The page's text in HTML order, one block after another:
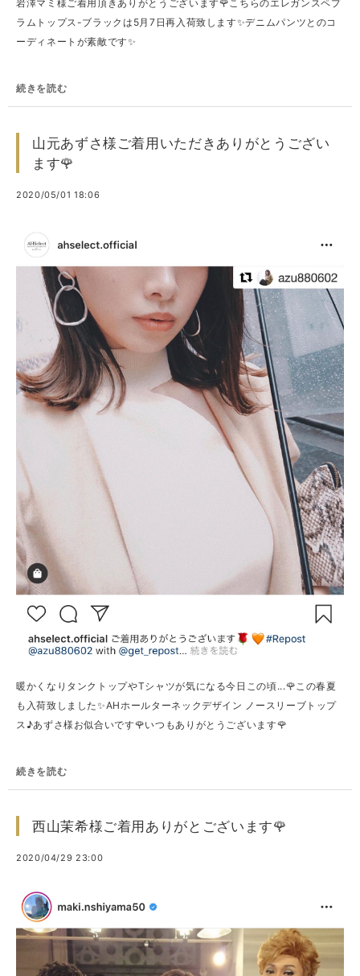
岩澤マミ様ご着用頂きありがとうございます🌹こちらのエレガンスペプ
ラムトップス-ブラックは5月7日再入荷致します✨デニムパンツとのコ
ーディネートが素敵です✨
続きを読む
山元あずさ様ご着用いただきありがとうござい
ます🌹
2020/05/01 18:06
暖かくなりタンクトップやTシャツが気になる今日この頃...🌹この春夏
も入荷致しました✨AHホールターネックデザイン ノースリーブトップ
ス♪あずさ様お似合いです🌹いつもありがとうございます🌹
続きを読む
西山茉希様ご着用ありがとございます🌹
2020/04/29 23:00